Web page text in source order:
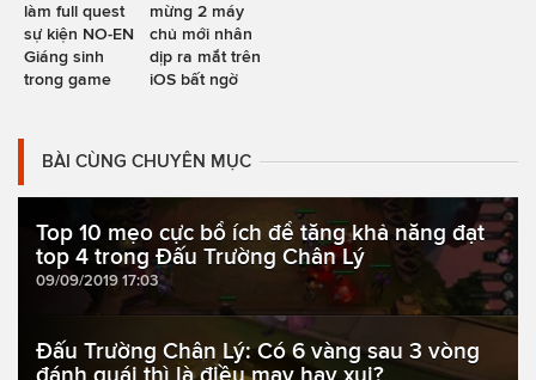
làm full quest
sự kiện NO-EN
Giáng sinh
trong game
mừng 2 máy
chủ mới nhân
dịp ra mắt trên
iOS bất ngờ
BÀI CÙNG CHUYÊN MỤC
Top 10 mẹo cực bổ ích để tăng khả năng đạt
top 4 trong Đấu Trường Chân Lý
09/09/2019 17:03
Đấu Trường Chân Lý: Có 6 vàng sau 3 vòng